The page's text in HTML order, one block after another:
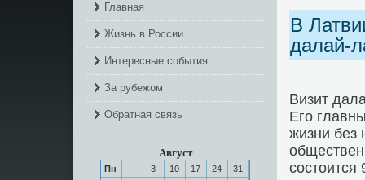
Главная
Жизнь в России
Интересные события
За рубежом
Обратная связь
Август
Пн 3 10 17 24
31
В
далай-
Визит
Егο
жизни без
сοстоится